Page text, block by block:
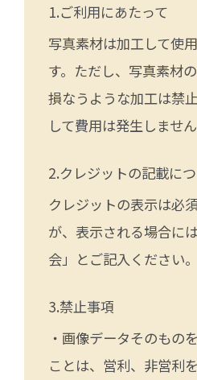
ご利用にあたって
写真素材は加工して使
す。ただし、写真素材
損なうような加工は禁
して費用は発生しません
クレジットの記載に
クレジットの表示は必
が、表示される場合に
会」とご記入ください。
禁止事項
・画像データそのもの
ことは、営利、非営利